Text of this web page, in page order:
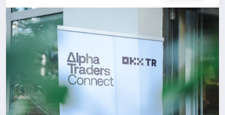
TEKNOLOJI
MALATYA HABERLERI